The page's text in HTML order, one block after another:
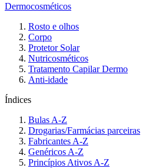
Dermocosméticos
Rosto e olhos
Corpo
Protetor Solar
Nutricosméticos
Tratamento Capilar Dermo
Anti-idade
Índices
Bulas A-Z
Drogarias/Farmácias parceiras
Fabricantes A-Z
Genéricos A-Z
Princípios Ativos A-Z